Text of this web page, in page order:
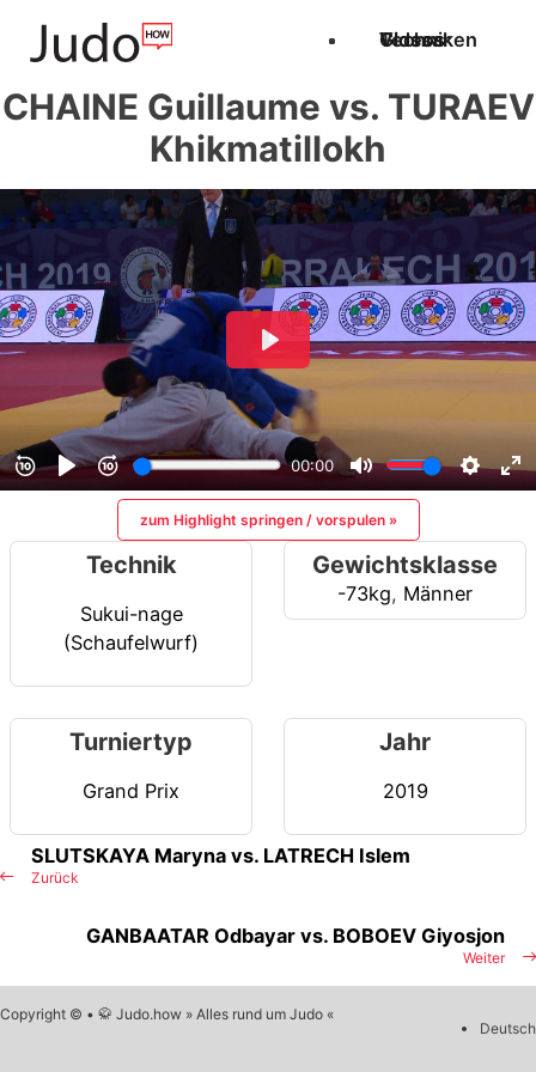
Techniken
Videos
Glossar
CHAINE Guillaume vs. TURAEV
Khikmatillokh
zum Highlight springen / vorspulen »
Technik
Sukui-nage
(Schaufelwurf)
Gewichtsklasse
-73kg, Männer
Turniertyp
Grand Prix
Jahr
2019
Zurück
SLUTSKAYA Maryna vs. LATRECH Islem
Weiter
GANBAATAR Odbayar vs. BOBOEV Giyosjon
Copyright © • 🥋 Judo.how » Alles rund um Judo «
Deutsch